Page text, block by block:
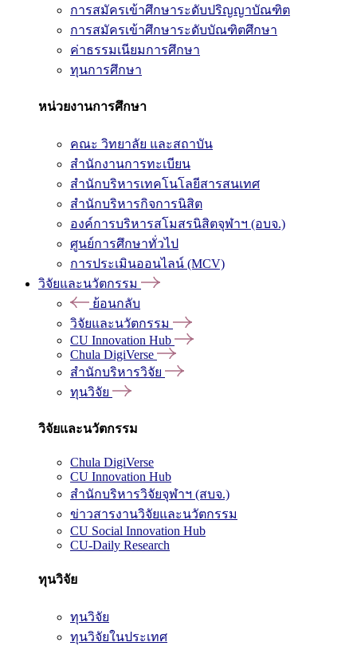
การสมัครเข้าศึกษาระดับปริญญาบัณฑิต
การสมัครเข้าศึกษาระดับบัณฑิตศึกษา
ค่าธรรมเนียมการศึกษา
ทุนการศึกษา
หน่วยงานการศึกษา
คณะ วิทยาลัย และสถาบัน
สำนักงานการทะเบียน
สำนักบริหารเทคโนโลยีสารสนเทศ
สำนักบริหารกิจการนิสิต
องค์การบริหารสโมสรนิสิตจุฬาฯ (อบจ.)
ศูนย์การศึกษาทั่วไป
การประเมินออนไลน์ (MCV)
วิจัยและนวัตกรรม
ย้อนกลับ
วิจัยและนวัตกรรม
CU Innovation Hub
Chula DigiVerse
สำนักบริหารวิจัย
ทุนวิจัย
วิจัยและนวัตกรรม
Chula DigiVerse
CU Innovation Hub
สำนักบริหารวิจัยจุฬาฯ (สบจ.)
ข่าวสารงานวิจัยและนวัตกรรม
CU Social Innovation Hub
CU-Daily Research
ทุนวิจัย
ทุนวิจัย
ทุนวิจัยในประเทศ